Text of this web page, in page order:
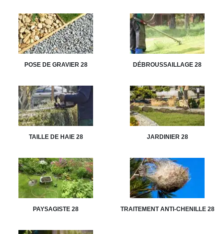
POSE DE GRAVIER 28 DÉBROUSSAILLAGE 28
TAILLE DE HAIE 28 JARDINIER 28
PAYSAGISTE 28 TRAITEMENT ANTI-CHENILLE 28